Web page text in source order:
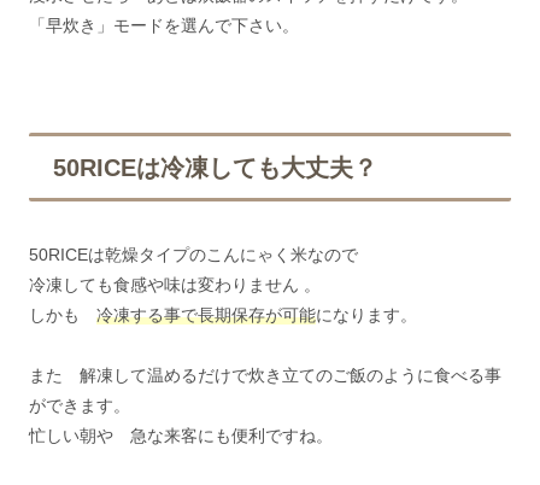
「早炊き」モードを選んで下さい。
50RICEは冷凍しても大丈夫？
50RICEは乾燥タイプのこんにゃく米なので
冷凍しても食感や味は変わりません 。
しかも 冷凍する事で長期保存が可能になります。
また 解凍して温めるだけで炊き立てのご飯のように食べる事
ができます。
忙しい朝や 急な来客にも便利ですね。